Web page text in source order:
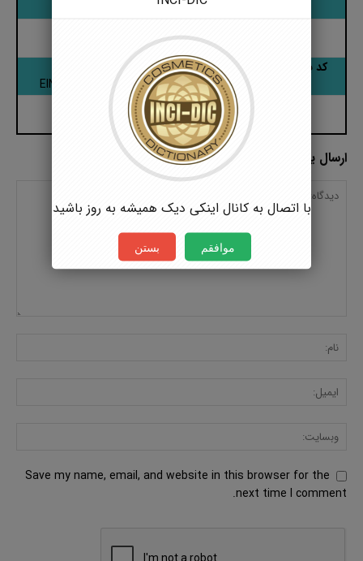
کد بین المللی: CAS Number
کد اتحادیه اروپا: EINECS
ارسال یک پاسخ
Save my name, email, and website in this browser for the
next time I comment.
با اتصال به کانال اینکی دیک همیشه به روز باشید
موافقم بستن